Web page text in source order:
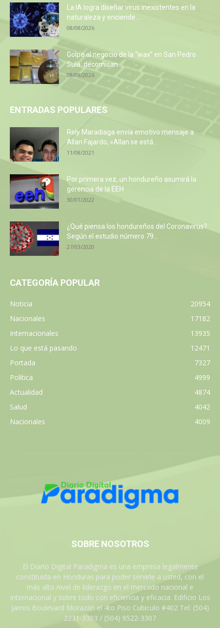
La IA logra diseñar virus inexistentes en la
naturaleza y enciende...
08/08/2026
Golpe al negocio de la “wax” en San Pedro
Sula: decomisan...
08/08/2026
ENTRADAS POPULARES
Rely Maradiaga envía emotivo mensaje a
Allan Fajardo, «Allan se está...
11/08/2021
Por primera vez, un hondureño asumirá la
gerencia de la EEH
30/01/2022
¿Qué piensa los hondureños del Coronavirus?
Según el estudio número 79...
27/03/2020
CATEGORÍA POPULAR
Noticia
20954
Nacionales
17182
Internacionales
13935
Lo que está pasando
12471
Portada
7327
Política
4999
Actualidad
4874
Salud
4042
Nacionales
4009
SOBRE NOSOTROS
El Diario Digital Paradigma es una empresa legalmente
constituida en Honduras para poder servirle a usted, con el
más alto nivel de liderazgo en el mercado nacional e
internacional y sobre todo con eficiencia y eficacia. Edificio Los
Jarros Boulevard Morazan el 4to Piso Cubiculo #402 Tel: (504)
2231-3303 / (504) 9522-3307